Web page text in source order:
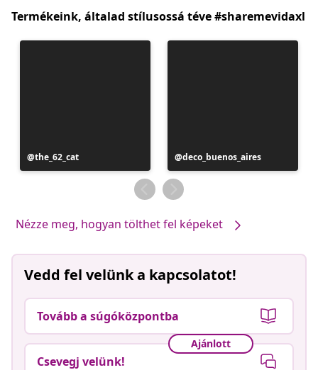
Termékeink, általad stílusossá téve #sharemevidaxl
Bejegyzés
közzétevője
the_62_cat
Bejegyzés
közzétevője
deco_buenos_aires
Nézze meg, hogyan tölthet fel képeket
Vedd fel velünk a kapcsolatot!
Tovább a súgóközpontba
Ajánlott
Csevegj velünk!